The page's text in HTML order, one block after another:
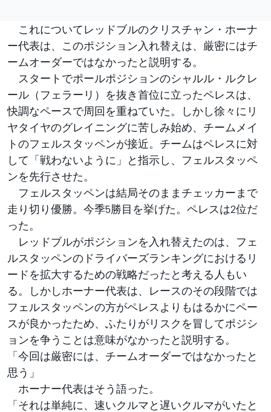
これについてレッドブルのクリスチャン・ホーナ
ー代表は、このポジション入れ替えは、厳密にはチ
ームオーダーではなかったと説明する。
スタートでポールポジションのシャルル・ルクレ
ール（フェラーリ）を抜き首位に立ったペレスは、
快調なペースで周回を重ねていた。しかし徐々にリ
ヤタイヤのグレイニングに苦しみ始め、チームメイ
トのフェルスタッペンが接近。チームはペレスに対
して「戦わないように」と指示し、フェルスタッペ
ンを先行させた。
フェルスタッペンは結局そのままチェッカーまで
走り切り優勝。今季5勝目を挙げた。ペレスは2位だ
った。
レッドブルがポジションを入れ替えたのは、フェ
ルスタッペンのドライバーズランキングにおけるリ
ードを拡大するための戦略だったと考える人もい
る。しかしホーナー代表は、レースのその段階では
フェルスタッペンの方がペレスよりもはるかにペー
スが良かったため、ふたりがリスクを冒してポジシ
ョンを争うことは意味がなかったと説明する。
「今回は厳密には、チームオーダーではなかったと
思う」
ホーナー代表はそう語った。
「それは単純に、速いクルマと遅いクルマがいたと